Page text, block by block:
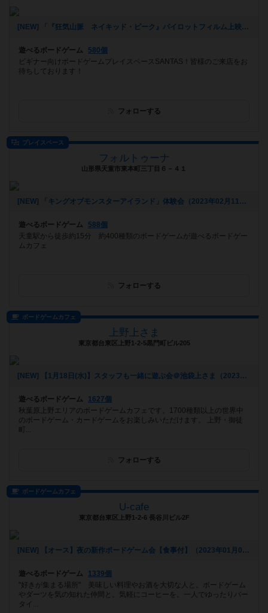
[NEW] 「『狂気山脈 ネイキッド・ピーク』パイロットフィルム上映会 ＆ トークイベント in 津市久居アルスプラザ」関連企画 マーダーミステリー「狂気山脈」会（2023年03月15日 18時43分）
遊べるボードゲーム
580個
ビギナー向けボードゲームプレイスペースSANTAS！皆様のご来店をお
待ちしております！
フォローする
プレイスペース
フォルトゥーナ
山形県天童市東本町三丁目６－４１
[NEW] 「キングオブモンスターアイランド」体験会（2023年02月11日 17時29分）
遊べるボードゲーム
588個
天童駅から徒歩約15分 約400種類のボードゲームが遊べるボードゲー
ムカフェ
フォローする
ボードゲームカフェ
上野上さま
東京都台東区上野1-2-5黒門町ビル205
[NEW] 【1月18日(水)】スタッフも一緒に遊ぶ会＠池袋上さま（2023年01月09日 23時09分）
遊べるボードゲーム
1627個
秋葉原上野エリアのボードゲームカフェです。1700種類以上の世界中
のボードゲーム・カードゲームをお楽しみいただけます。 上野・御徒
町...
フォローする
ボードゲームカフェ
U-cafe
東京都台東区上野1-2-6 長谷川ビル2F
[NEW] 【オース】夜の新作ボードゲーム会【食事付】（2023年01月09日 20時31分）
遊べるボードゲーム
1339個
"好きが集まる場所" 美味しい料理やお酒を大切な人と。ボードゲーム
やダーツを気の知れた仲間と。気軽にコーヒーを。一人でゆったりバー
タイ...